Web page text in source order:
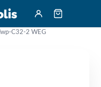
C32-2 WEG